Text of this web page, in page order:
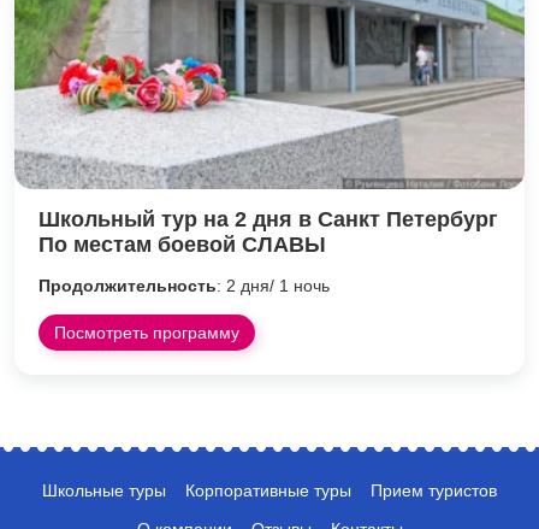
Школьный тур на 2 дня в Санкт Петербург
По местам боевой СЛАВЫ
Продолжительность: 2 дня/ 1 ночь
Посмотреть программу
Школьные туры Корпоративные туры
Прием туристов